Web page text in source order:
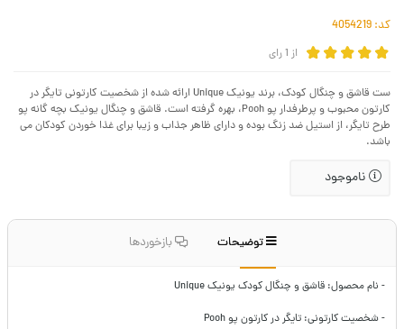
کد:
از 1رای
ست قاشق و چنگال کودک، برند یونیک Unique ارائه شده از شخصیت کارتونی تایگر در
کارتون محبوب و پرطرفدار پو Pooh، بهره گرفته است. قاشق و چنگال یونیک بچه گانه پو
طرح تایگر، از استیل ضد زنگ بوده و دارای ظاهر جذاب و زیبا برای غذا خوردن کودکان می
باشد.
ناموجود
توضیحات بازخوردها
- نام محصول: قاشق و چنگال کودک یونیک Unique
- شخصیت کارتونی: تایگر در کارتون پو Pooh